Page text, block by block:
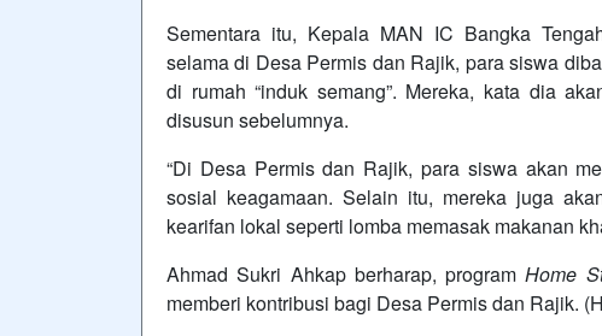
Sementara itu, Kepala MAN IC Bangka
selama di Desa Permis dan Rajik, para siswa
di rumah “induk semang”. Mereka, kata dia
disusun sebelumnya.
“Di Desa Permis dan Rajik, para siswa akan
sosial keagamaan. Selain itu, mereka juga
kearifan lokal seperti lomba memasak makanan
Ahmad Sukri Ahkap berharap, programHome
memberi kontribusi bagi Desa Permis dan Rajik.